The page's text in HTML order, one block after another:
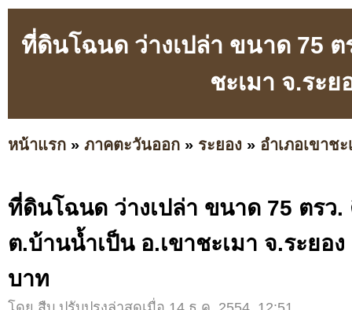
ที่ดินโฉนด ว่างเปล่า ขนาด 75
ชะเมา จ.ระ
หน้าแรก » ภาคตะวันออก » ระยอง » อำเภอเขาชะ
ที่ดินโฉนด ว่างเปล่า ขนาด 75 ตรว
ต.บ้านน้ำเป็น อ.เขาชะเมา จ.ระยอ
บาท